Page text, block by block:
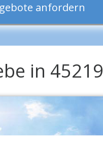
anfordern
in 45219